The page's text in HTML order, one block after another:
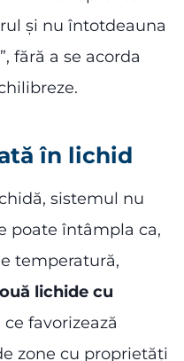
și nu întotdeauna
fără a se acorda
în lichid
sistemul nu
poate întâmpla ca,
temperatură,
lichide cu
ce favorizează
zone cu proprietăți